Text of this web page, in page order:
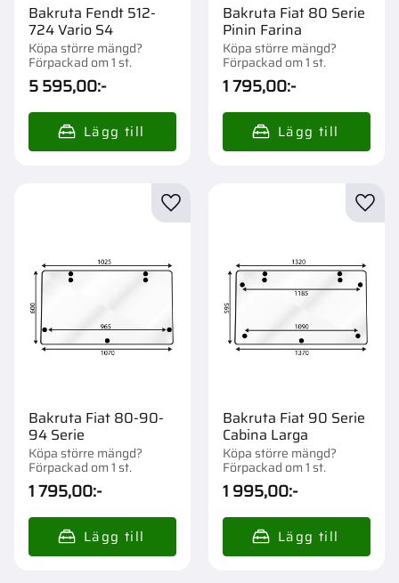
Bakruta Fendt 512-
724 Vario S4
Köpa större mängd?
Förpackad om 1 st.
5 595,00:-
Bakruta Fiat 80 Serie
Pinin Farina
Köpa större mängd?
Förpackad om 1 st.
1 795,00:-
Bakruta Fiat 80-90-
94 Serie
Köpa större mängd?
Förpackad om 1 st.
1 795,00:-
Lägg till i favoriter
Bakruta Fiat 90 Serie
Cabina Larga
Köpa större mängd?
Förpackad om 1 st.
1 995,00:-